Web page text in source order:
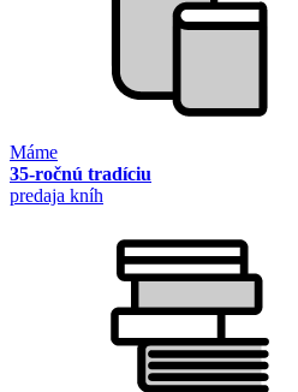
Máme
35-ročnú tradíciu
predaja kníh